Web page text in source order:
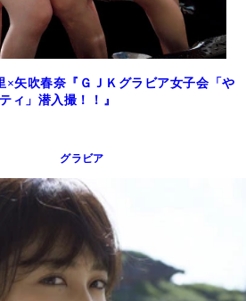
×矢吹春奈『ＧＪＫグラビア女子会「や
ィ」潜入撮！！』
グラビア